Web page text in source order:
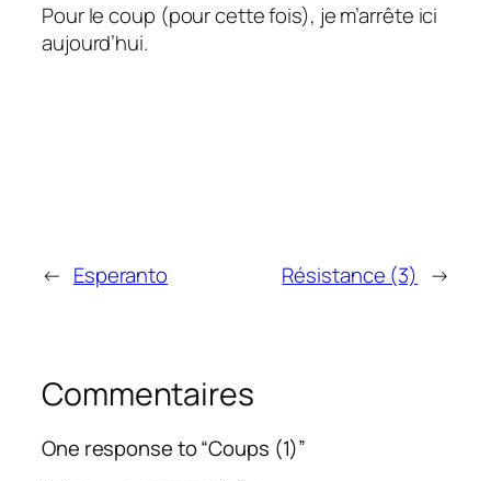
Pour le coup (pour cette fois), je m’arrête ici
aujourd’hui.
← Esperanto Résistance (3) →
Commentaires
One response to “Coups (1)”